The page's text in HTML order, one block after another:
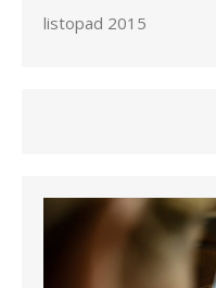
listopad 2015